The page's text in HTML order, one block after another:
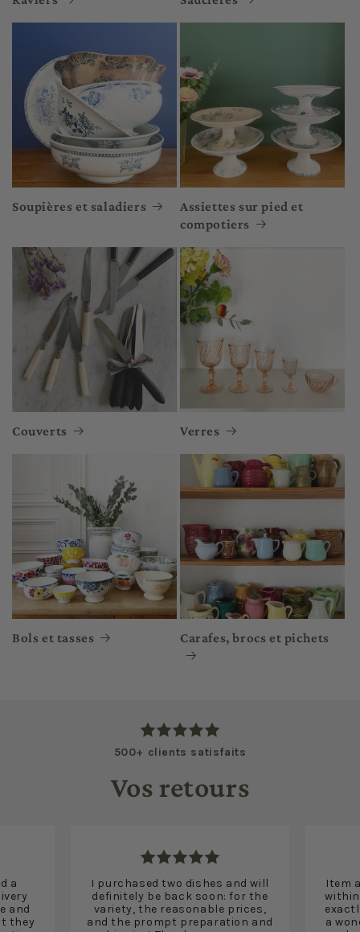
Soupières et saladiers
Assiettes sur pied et
compotiers
Couverts Verres
Bols et tasses Carafes, brocs et pichets
500+ clients satisfaits
Vos retours
a
and
they
I purchased two dishes and will
definitely be back soon: for the
variety, the reasonable prices,
and the prompt preparation and
Item
a